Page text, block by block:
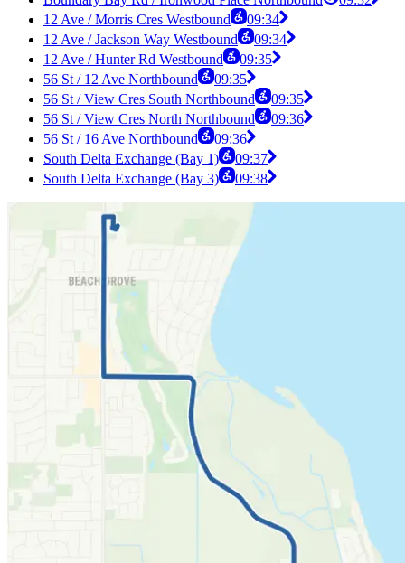
12 Ave / Morris Cres Westbound
09:34
12 Ave / Jackson Way Westbound
09:34
12 Ave / Hunter Rd Westbound
09:35
56 St / 12 Ave Northbound
09:35
56 St / View Cres South Northbound
09:35
56 St / View Cres North Northbound
09:36
56 St / 16 Ave Northbound
09:36
South Delta Exchange (Bay 1)
09:37
South Delta Exchange (Bay 3)
09:38